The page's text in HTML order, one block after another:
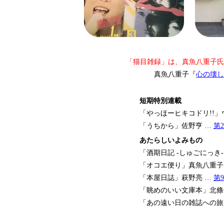
「猫目雑録」は、真魚八重子
真魚八重子『心の壊
短期特別連載
「やっほーヒキコドリ!!
「うちから」佐野亨 … 第
あたらしいよみもの
「酒期日記 -しゅごにっ
「オコエ便り」真魚八重
「本屋日誌」萩野亮 … 第
「眺めのいい文庫本」北
「あの遠い日の雑誌への